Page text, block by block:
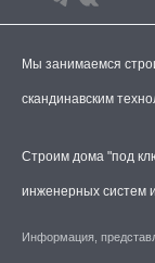
Мы занимаемся
скандинавским
Строим дома "под
инженерных систем
Информация,